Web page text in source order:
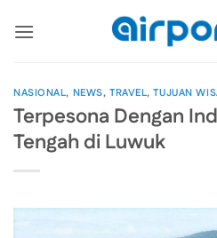
NASIONAL, NEWS, TRAVEL,TUJUAN
Terpesona Dengan
Tengah di Luwuk